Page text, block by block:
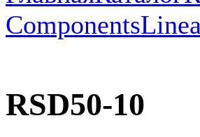
Components
RSD50-10